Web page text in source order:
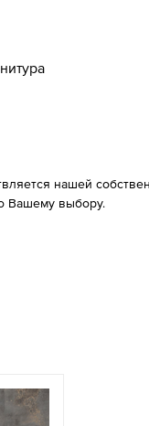
нашей
Вашему выбору.